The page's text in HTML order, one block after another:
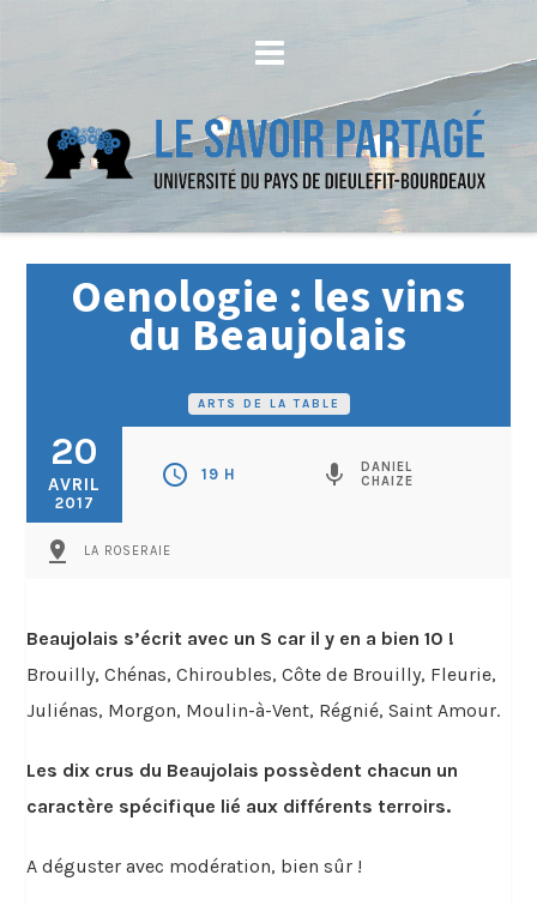
ARTS DE LA TABLE
Oenologie : les vins
du Beaujolais
20
AVRIL
2017
schedule 19 H mic
DANIEL
CHAIZE
pin_drop LA ROSERAIE
Beaujolais s’écrit avec un S car il y en a bien 10 !
Brouilly, Chénas, Chiroubles, Côte de Brouilly, Fleurie,
Juliénas, Morgon, Moulin-à-Vent, Régnié, Saint Amour.
Les dix crus du Beaujolais possèdent chacun un
caractère spécifique lié aux différents terroirs.
A déguster avec modération, bien sûr !